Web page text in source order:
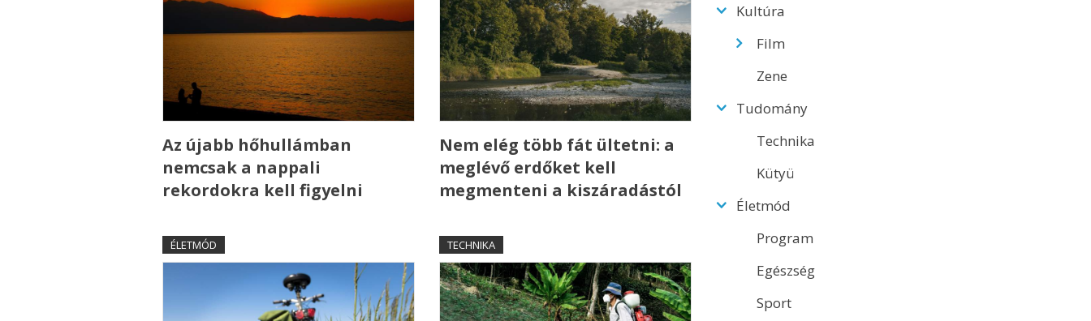
Az újabb hőhullámban
nemcsak a nappali
rekordokra kell figyelni
Nem elég több fát ültetni: a
meglévő erdőket kell
megmenteni a kiszáradástól
ÉLETMÓD TECHNIKA
Kultúra
Film
Zene
Tudomány
Technika
Kütyü
Életmód
Program
Egészség
Sport